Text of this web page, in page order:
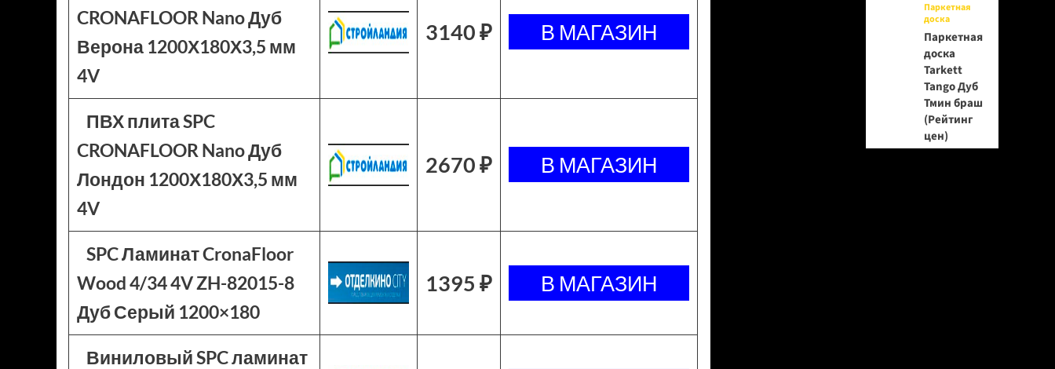
CRONAFLOOR Nano Дуб
Верона 1200Х180Х3,5 мм
4V
3140 ₽
ПВХ плита SPC
CRONAFLOOR Nano Дуб
Лондон 1200Х180Х3,5 мм
4V
2670 ₽
SPC Ламинат CronaFloor
Wood 4/34 4V ZH-82015-8
Дуб Серый 1200×180
1395 ₽
Виниловый SPC ламинат
Паркетная
доска
Паркетная
доска
Tarkett
Tango Дуб
Тмин браш
(Рейтинг
цен)